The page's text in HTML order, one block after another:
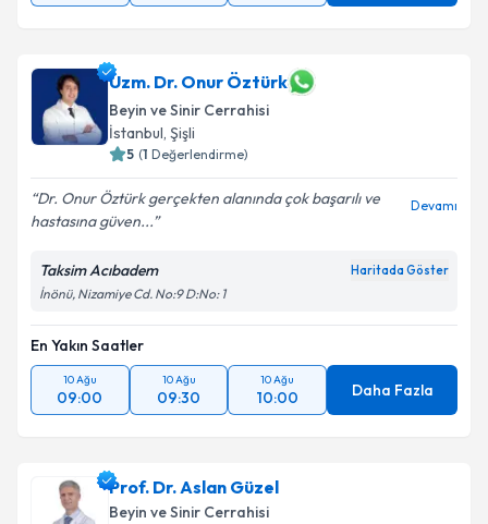
Uzm. Dr. Onur Öztürk
Beyin ve Sinir Cerrahisi
İstanbul, Şişli
5 (1 Değerlendirme)
Dr. Onur Öztürk gerçekten alanında çok başarılı ve
hastasına güven...
Devamı
Taksim Acıbadem Haritada Göster
İnönü, Nizamiye Cd. No:9 D:No: 1
En Yakın Saatler
10 Ağu
09:00
10 Ağu
09:30
10 Ağu
10:00 Daha Fazla
Prof. Dr. Aslan Güzel
Beyin ve Sinir Cerrahisi